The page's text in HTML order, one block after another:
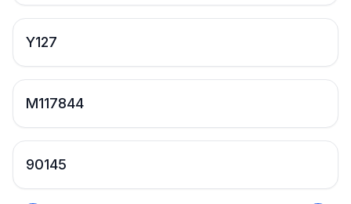
Y127
M117844
90145